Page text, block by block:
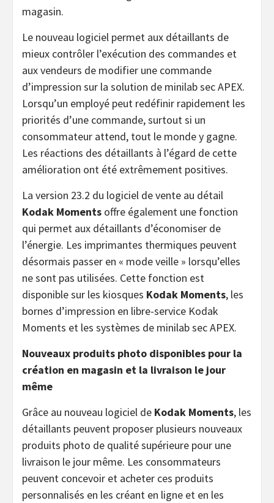
magasin.
Le nouveau logiciel permet aux détaillants de
mieux contrôler l’exécution des commandes et
aux vendeurs de modifier une commande
d’impression sur la solution de minilab sec APEX.
Lorsqu’un employé peut redéfinir rapidement les
priorités d’une commande, surtout si un
consommateur attend, tout le monde y gagne.
Les réactions des détaillants à l’égard de cette
amélioration ont été extrêmement positives.
La version 23.2 du logiciel de vente au détail
Kodak Moments offre également une fonction
qui permet aux détaillants d’économiser de
l’énergie. Les imprimantes thermiques peuvent
désormais passer en « mode veille » lorsqu’elles
ne sont pas utilisées. Cette fonction est
disponible sur les kiosques Kodak Moments, les
bornes d’impression en libre-service Kodak
Moments et les systèmes de minilab sec APEX.
Nouveaux produits photo disponibles pour la
création en magasin et la livraison le jour
même
Grâce au nouveau logiciel de Kodak Moments, les
détaillants peuvent proposer plusieurs nouveaux
produits photo de qualité supérieure pour une
livraison le jour même. Les consommateurs
peuvent concevoir et acheter ces produits
personnalisés en les créant en ligne et en les